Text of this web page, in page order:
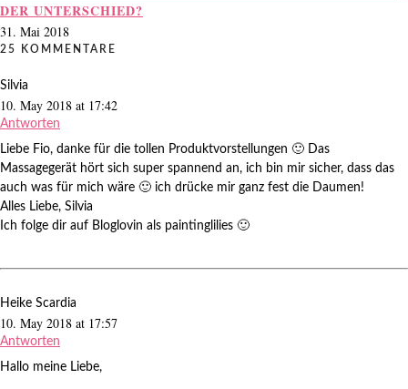
DER UNTERSCHIED?
31. Mai 2018
25 KOMMENTARE
Silvia
10. May 2018 at 17:42
Antworten
Liebe Fio, danke für die tollen Produktvorstellungen 🙂 Das
Massagegerät hört sich super spannend an, ich bin mir sicher, dass das
auch was für mich wäre 🙂 ich drücke mir ganz fest die Daumen!
Alles Liebe, Silvia
Ich folge dir auf Bloglovin als paintinglilies 🙂
Heike Scardia
10. May 2018 at 17:57
Antworten
Hallo meine Liebe,